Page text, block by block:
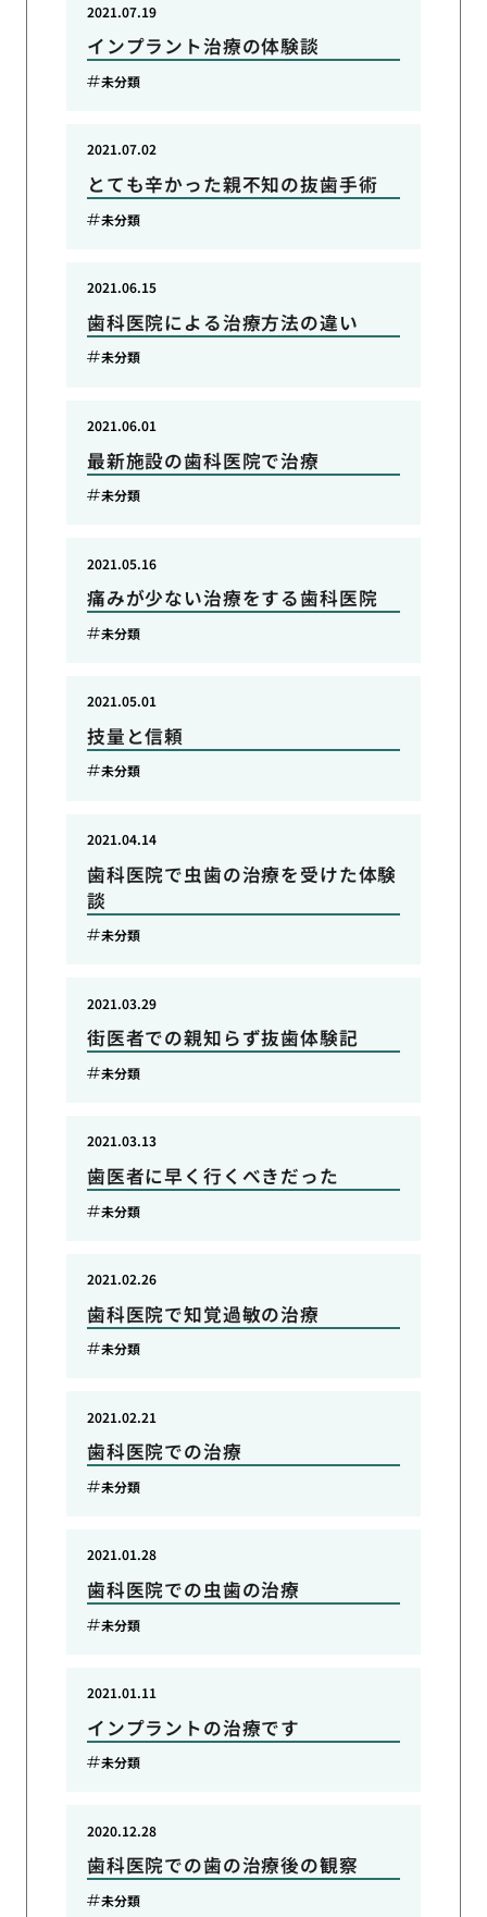
インプラント治療の体験談
2021.07.19
未分類
とても辛かった親不知の抜歯手術
2021.07.02
未分類
歯科医院による治療方法の違い
2021.06.15
未分類
最新施設の歯科医院で治療
2021.06.01
未分類
痛みが少ない治療をする歯科医院
2021.05.16
未分類
技量と信頼
2021.05.01
未分類
歯科医院で虫歯の治療を受けた体験
談
2021.04.14
未分類
街医者での親知らず抜歯体験記
2021.03.29
未分類
歯医者に早く行くべきだった
2021.03.13
未分類
歯科医院で知覚過敏の治療
2021.02.26
未分類
歯科医院での治療
2021.02.21
未分類
歯科医院での虫歯の治療
2021.01.28
未分類
インプラントの治療です
2021.01.11
未分類
歯科医院での歯の治療後の観察
2020.12.28
未分類